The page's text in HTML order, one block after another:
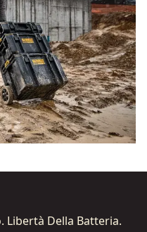
Libertà Della Batteria.